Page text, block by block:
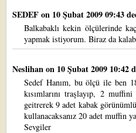
SEDEFon 10 Şubat 2009 09:43
Balkabaklı kekin ölçülerinde
yapmak istiyorum. Biraz da
Neslihanon 10 Şubat 2009 10:42
Sedef Hanım, bu ölçü ile ben
kısımlarını traşlayıp, 2
geitrerek 9 adet kabak
kullanacaksanız 20 adet muffin
Sevgiler